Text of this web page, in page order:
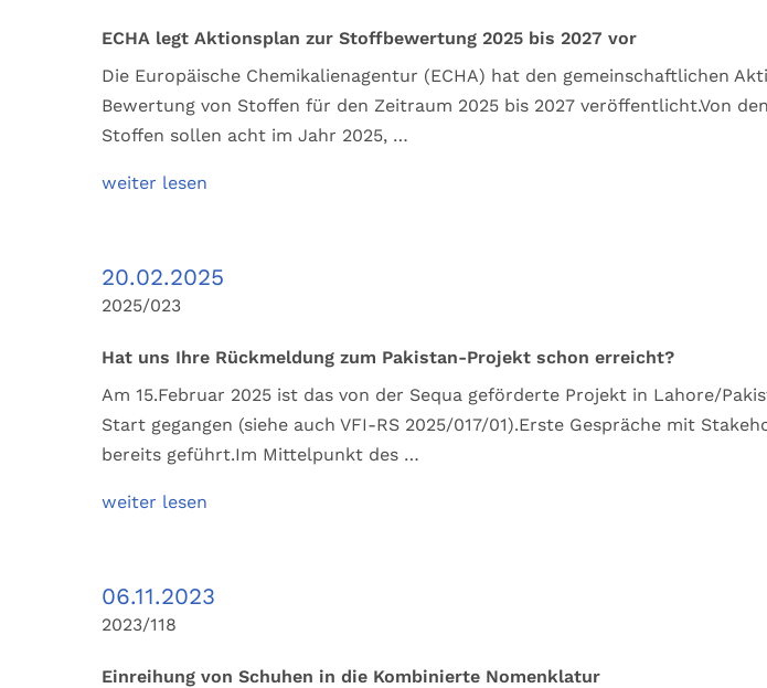
ECHA legt Aktionsplan zur Stoffbewertung 2025 bis 2027 vor
Die Europäische Chemikalienagentur (ECHA) hat den gemeinschaftlichen
Bewertung von Stoffen für den Zeitraum 2025 bis 2027 veröffentlicht.Von
Stoffen sollen acht im Jahr 2025, …
weiter lesen
20.02.2025
2025/023
Hat uns Ihre Rückmeldung zum Pakistan-Projekt schon erreicht?
Am 15.Februar 2025 ist das von der Sequa geförderte Projekt in Lahore/
Start gegangen (siehe auch VFI-RS 2025/017/01).Erste Gespräche mit
bereits geführt.Im Mittelpunkt des …
weiter lesen
06.11.2023
2023/118
Einreihung von Schuhen in die Kombinierte Nomenklatur